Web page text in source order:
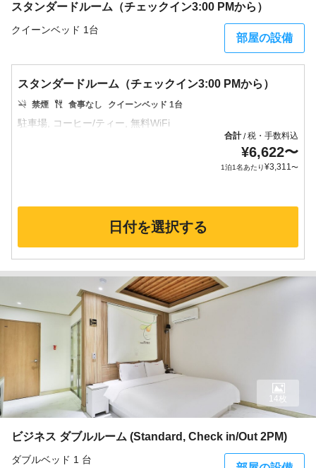
スタンダードルーム（チェックイン3:00 PMから）
クイーンベッド 1台
部屋の設備
スタンダードルーム（チェックイン3:00 PMから）
禁煙 食事なし クイーンベッド 1台
合計/税・手数料込
¥6,622〜
1泊1名あたり¥3,311〜
日付を選択する
ビジネス ダブルルーム (Standard, Check in/Out 2PM)
ダブルベッド 1 台
14枚